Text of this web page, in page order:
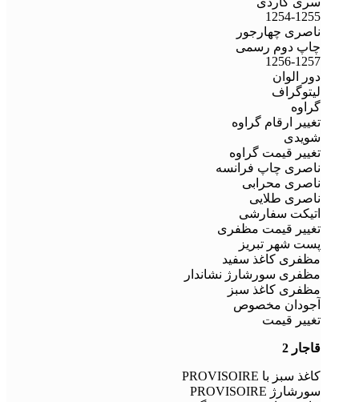
1254-1255
ناصری چهارجور
چاپ دوم رسمی
1256-1257
دور الوان
لیتوگراف
گراوه
تغییر ارقام گراوه
شویدی
تغییر قیمت گراوه
ناصری چاپ فرانسه
ناصری محرابی
ناصری طلایی
اتیکت سفارشی
تغییر قیمت مظفری
پست شهر تبریز
مظفری کاغذ سفید
مظفری سورشارژ نشاندار
مظفری کاغذ سبز
آجودان مخصوص
تغییر قیمت
قاجار 2
کاغذ سبز با PROVISOIRE
سورشارژ PROVISOIRE